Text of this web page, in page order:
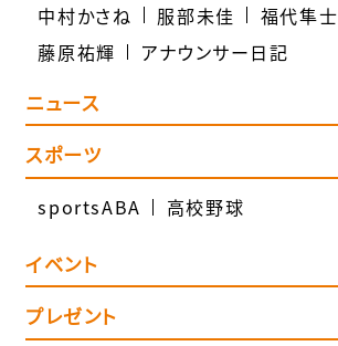
中村かさね
服部未佳
福代隼士
藤原祐輝
アナウンサー日記
ニュース
スポーツ
sportsABA 高校野球
イベント
プレゼント